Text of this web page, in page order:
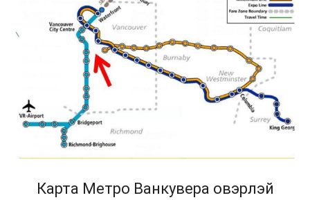
Карта Метро Ванкувера овэрлэй